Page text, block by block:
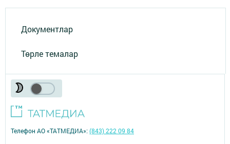
Документлар
Төрле темалар
Телефон АО «ТАТМЕДИА»:(843) 222 09 84